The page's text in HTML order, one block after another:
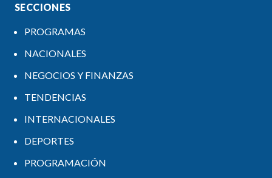
SECCIONES
PROGRAMAS
NACIONALES
NEGOCIOS Y FINANZAS
TENDENCIAS
INTERNACIONALES
DEPORTES
PROGRAMACIÓN